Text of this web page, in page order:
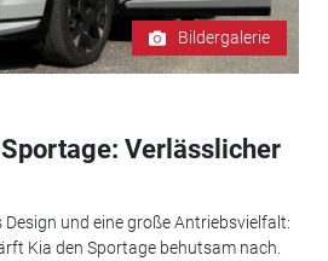
Bildergalerie
Verlässlicher
und eine große Antriebsvielfalt:
Kia den Sportage behutsam nach.